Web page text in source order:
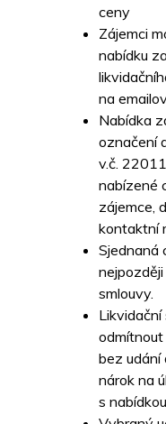
ceny
Zájemci
nabídku
na
Nabídka
označení
v.č.
nabízené
zájemce,
kontaktní
Sjednaná
smlouvy.
bez udání
nárok na
s nabídkou.